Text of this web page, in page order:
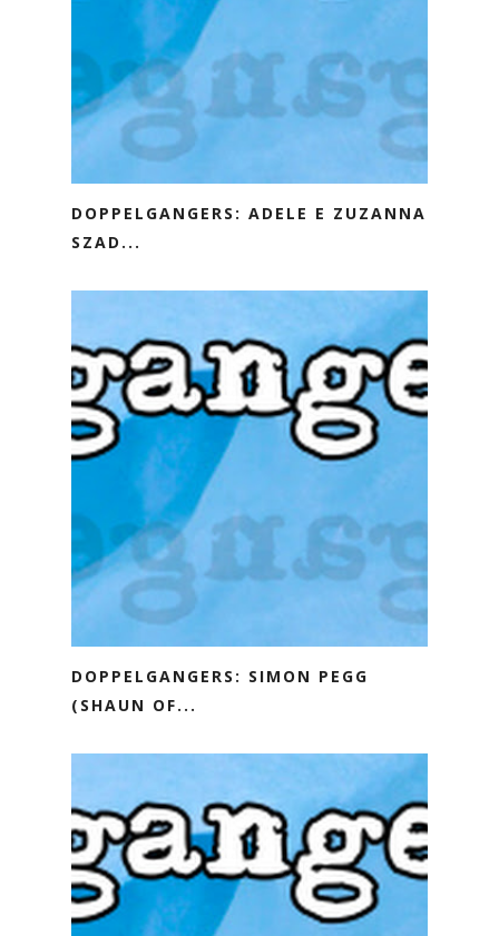
DOPPELGANGERS: ADELE E ZUZANNA
SZAD...
DOPPELGANGERS: SIMON PEGG
(SHAUN OF...